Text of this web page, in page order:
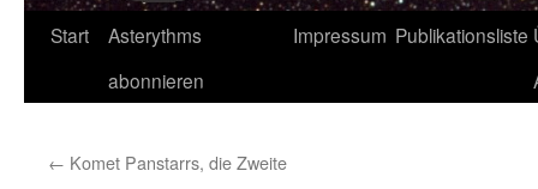
Zum
Start
Asterythms
abonnieren
Impressum Publikationsliste
← Komet Panstarrs, die Zweite